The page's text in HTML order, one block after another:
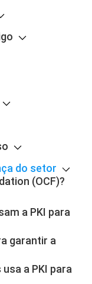
do setor
(OCF)?
a PKI para
garantir a
a PKI para